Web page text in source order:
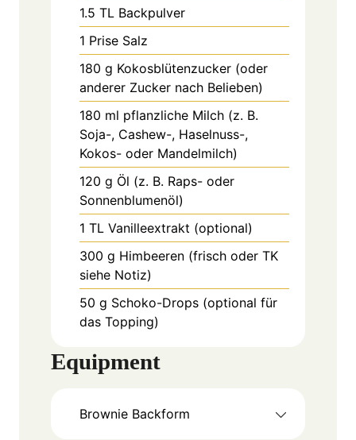
1.5 TL Backpulver
1 Prise Salz
180 g Kokosblütenzucker (oder
anderer Zucker nach Belieben)
180 ml pflanzliche Milch (z. B.
Soja-, Cashew-, Haselnuss-,
Kokos- oder Mandelmilch)
120 g Öl (z. B. Raps- oder
Sonnenblumenöl)
1 TL Vanilleextrakt (optional)
300 g Himbeeren (frisch oder TK
siehe Notiz)
50 g Schoko-Drops (optional für
das Topping)
Equipment
Brownie Backform